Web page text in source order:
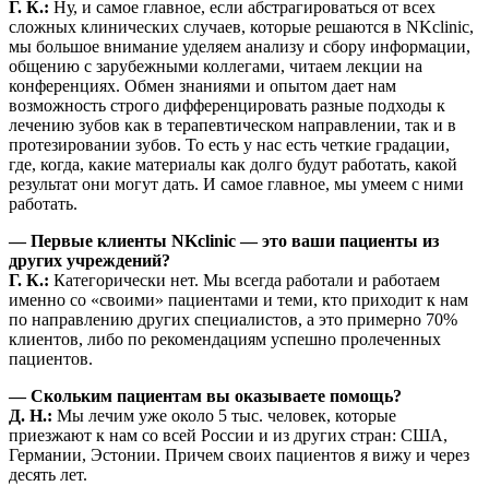
Г. К.: Ну, и самое главное, если абстрагироваться от всех
сложных клинических случаев, которые решаются в NKclinic,
мы большое внимание уделяем анализу и сбору информации,
общению с зарубежными коллегами, читаем лекции на
конференциях. Обмен знаниями и опытом дает нам
возможность строго дифференцировать разные подходы к
лечению зубов как в терапевтическом направлении, так и в
протезировании зубов. То есть у нас есть четкие градации,
где, когда, какие материалы как долго будут работать, какой
результат они могут дать. И самое главное, мы умеем с ними
работать.
— Первые клиенты NKclinic — это ваши пациенты из
других учреждений?
Г. К.: Категорически нет. Мы всегда работали и работаем
именно со «своими» пациентами и теми, кто приходит к нам
по направлению других специалистов, а это примерно 70%
клиентов, либо по рекомендациям успешно пролеченных
пациентов.
— Скольким пациентам вы оказываете помощь?
Д. Н.: Мы лечим уже около 5 тыс. человек, которые
приезжают к нам со всей России и из других стран: США,
Германии, Эстонии. Причем своих пациентов я вижу и через
десять лет.